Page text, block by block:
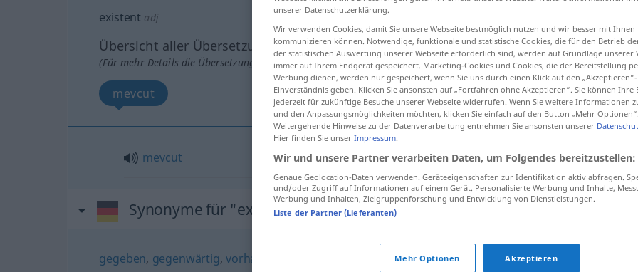
existent adj
Übersicht aller Übersetzungen
(Für mehr Details die Übersetzung anklicken/antippen)
mevcut
mevcut existent
Synonyme für "existent"
gegeben, gegenwärtig,vorhanden
unserer Datenschutzerklärung.
Wir verwenden Cookies, damit Sie unsere Webseite bestmöglich nutzen und wir besser mit Ihnen
kommunizieren können. Notwendige, funktionale und statistische Cookies, die für den Betrieb
der statistischen Auswertung unserer Webseite erforderlich sind, werden auf Grundlage unserer
immer auf Ihrem Endgerät gespeichert. Marketing-Cookies und Cookies, die der Bereitstellung
Werbung dienen, werden nur gespeichert, wenn Sie uns durch einen Klick auf den
Einverständnis geben. Klicken Sie ansonsten auf „Fortfahren ohne Akzeptieren“. Sie können
jederzeit für zukünftige Besuche unserer Webseite widerrufen. Wenn Sie weitere Informationen
und den Anpassungsmöglichkeiten möchten, klicken Sie einfach auf den Button „Mehr
Weitergehende Hinweise zu der Datenverarbeitung entnehmen Sie ansonsten unserer
Hier finden Sie unser Impressum.
Wir und unsere Partner verarbeiten Daten, um Folgendes bereitzustellen:
Genaue Geolocation-Daten verwenden. Geräteeigenschaften zur Identifikation aktiv abfragen.
und/oder Zugriff auf Informationen auf einem Gerät. Personalisierte Werbung und Inhalte,
Werbung und Inhalten, Zielgruppenforschung und Entwicklung von Dienstleistungen.
Liste der Partner (Lieferanten)
Mehr Optionen Akzeptieren